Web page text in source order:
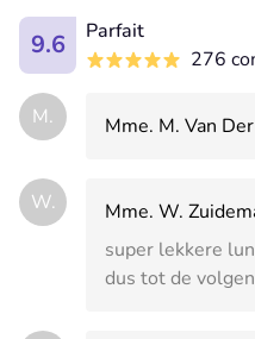
9.6
Parfait
276
M. Mme. M. Van
W.
Mme. W.
super lekkere
dus tot de